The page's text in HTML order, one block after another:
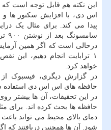
این نکته هم قابل توجه است
اس دی، با افزایش سکتور ها و
درحالی است که اگر همین
۱ ترابایت انجام دهیم، این
خواهد کرد.
در گزارش دیگری، فیسبوک
حافظه های اس اس دی استفاده
در این تحقیقات، آن ها بیشتر
حافظه ها بحث کرده اند. برای
دمای بالای محیط می تواند
شود. آن ها همچنین دریافتند که